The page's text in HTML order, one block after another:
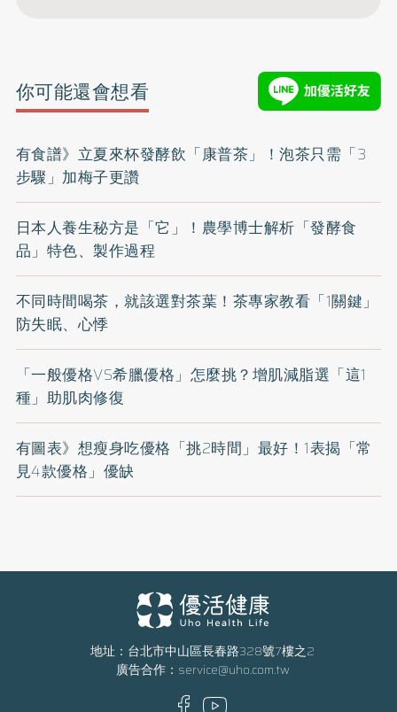
你可能還會想看
有食譜》立夏來杯發酵飲「康普茶」！泡茶只需「3
步驟」加梅子更讚
日本人養生秘方是「它」！農學博士解析「發酵食
品」特色、製作過程
不同時間喝茶，就該選對茶葉！茶專家教看「1關鍵」
防失眠、心悸
「一般優格VS希臘優格」怎麼挑？增肌減脂選「這1
種」助肌肉修復
有圖表》想瘦身吃優格「挑2時間」最好！1表揭「常
見4款優格」優缺
地址：台北市中山區長春路328號7樓之2
廣告合作： service@uho.com.tw